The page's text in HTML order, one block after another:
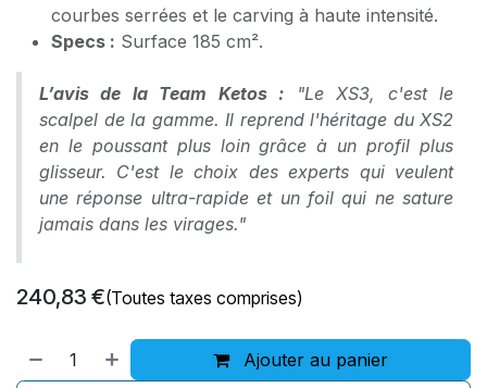
courbes serrées et le carving à haute intensité.
Specs : Surface 185 cm².
L’avis de la Team Ketos :
"Le XS3, c'est le
scalpel de la gamme. Il reprend l'héritage du XS2
en le poussant plus loin grâce à un profil plus
glisseur. C'est le choix des experts qui veulent
une réponse ultra-rapide et un foil qui ne sature
jamais dans les virages."
240,83 €(Toutes taxes comprises)
Ajouter au panier